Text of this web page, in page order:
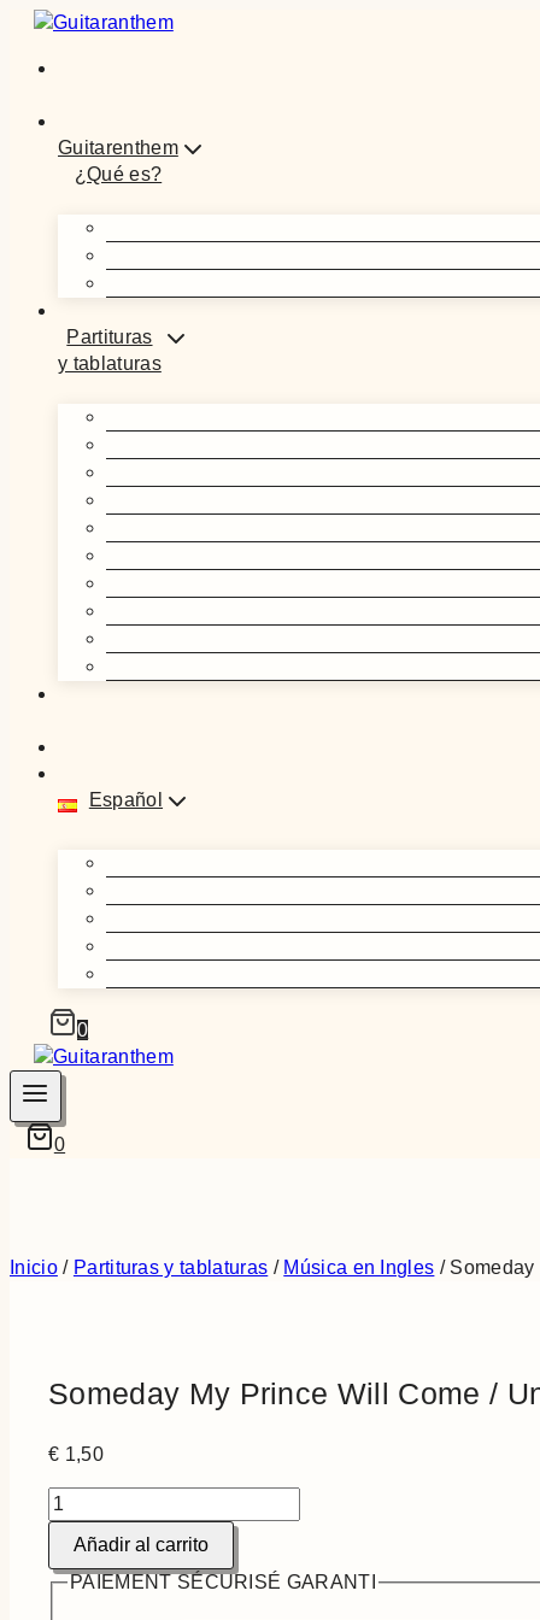
Saltar
contenido
Guitarenthem
¿Qué es?
Partituras
y tablaturas
Español
0
0
Inicio / Partituras y tablaturas / Música en Ingles /
Someday My Prince Will Come /
€ 1,50
Someday
My
Prince
Will
Añadir al carrito
PAIEMENT SÉCURISÉ GARANTI